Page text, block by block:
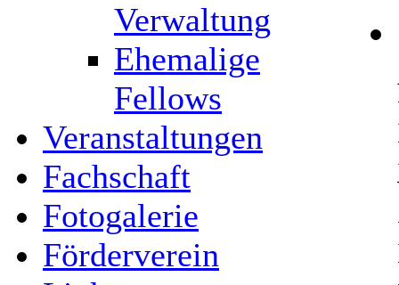
Verwaltung
Ehemalige
Fellows
Veranstaltungen
Fachschaft
Fotogalerie
Förderverein